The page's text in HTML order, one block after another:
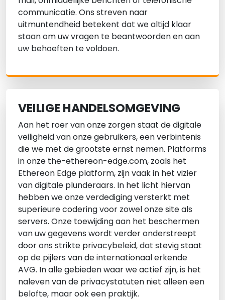
communicatie. Ons streven naar
uitmuntendheid betekent dat we altijd klaar
staan om uw vragen te beantwoorden en aan
uw behoeften te voldoen.
VEILIGE HANDELSOMGEVING
Aan het roer van onze zorgen staat de digitale
veiligheid van onze gebruikers, een verbintenis
die we met de grootste ernst nemen. Platforms
in onze the-ethereon-edge.com, zoals het
Ethereon Edge platform, zijn vaak in het vizier
van digitale plunderaars. In het licht hiervan
hebben we onze verdediging versterkt met
superieure codering voor zowel onze site als
servers. Onze toewijding aan het beschermen
van uw gegevens wordt verder onderstreept
door ons strikte privacybeleid, dat stevig staat
op de pijlers van de internationaal erkende
AVG. In alle gebieden waar we actief zijn, is het
naleven van de privacystatuten niet alleen een
belofte, maar ook een praktijk.